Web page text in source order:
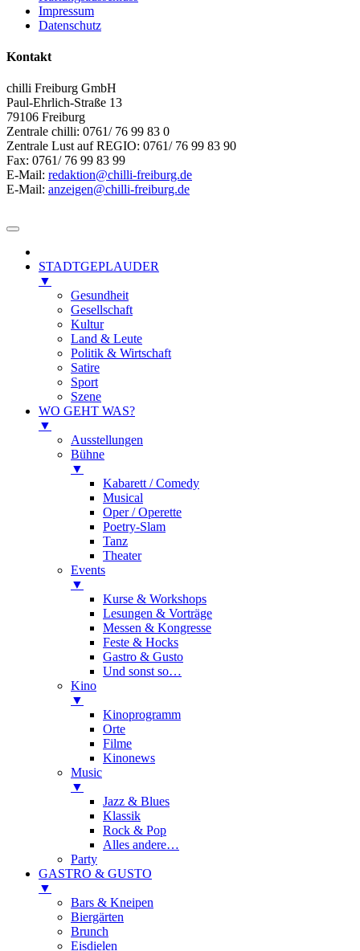
Impressum
Datenschutz
Kontakt
chilli Freiburg GmbH
Paul-Ehrlich-Straße 13
79106 Freiburg
Zentrale chilli: 0761/ 76 99 83 0
Zentrale Lust auf REGIO: 0761/ 76 99 83 90
Fax: 0761/ 76 99 83 99
E-Mail: redaktion@chilli-freiburg.de
E-Mail: anzeigen@chilli-freiburg.de
STADTGEPLAUDER
▼
Gesundheit
Gesellschaft
Kultur
Land & Leute
Politik & Wirtschaft
Satire
Sport
Szene
WO GEHT WAS?
▼
Ausstellungen
Bühne
▼
Kabarett / Comedy
Musical
Oper / Operette
Poetry-Slam
Tanz
Theater
Events
▼
Kurse & Workshops
Lesungen & Vorträge
Messen & Kongresse
Feste & Hocks
Gastro & Gusto
Und sonst so…
Kino
▼
Kinoprogramm
Orte
Filme
Kinonews
Music
▼
Jazz & Blues
Klassik
Rock & Pop
Alles andere…
Party
GASTRO & GUSTO
▼
Bars & Kneipen
Biergärten
Brunch
Eisdielen